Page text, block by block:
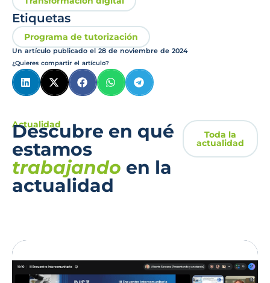
Etiquetas
Programa de tutorización
Un artículo publicado el28 de noviembre de 2024
¿Quieres compartir el artículo?
Actualidad
Descubre en qué
estamos
trabajando en la
actualidad
Toda la
actualidad